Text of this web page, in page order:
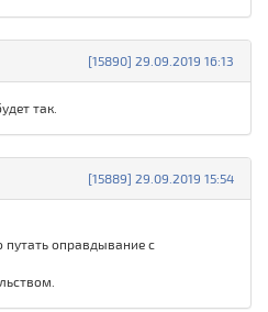
[15890] 29.09.2019 16:13
так.
[15889] 29.09.2019 15:54
путать оправдывание с